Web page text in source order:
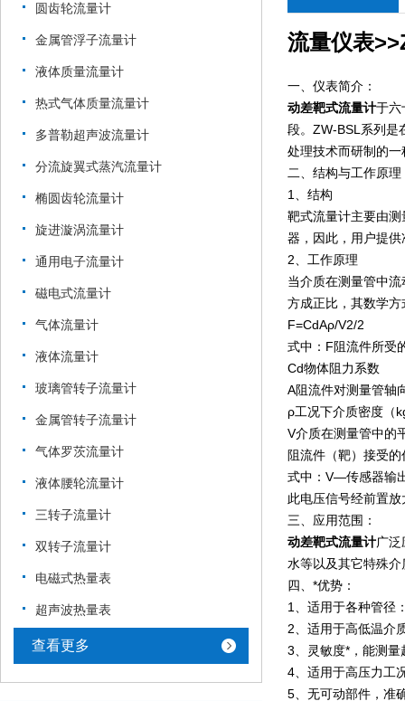
圆齿轮流量计
金属管浮子流量计
液体质量流量计
热式气体质量流量计
多普勒超声波流量计
分流旋翼式蒸汽流量计
椭圆齿轮流量计
旋进漩涡流量计
通用电子流量计
磁电式流量计
气体流量计
液体流量计
玻璃管转子流量计
金属管转子流量计
气体罗茨流量计
液体腰轮流量计
三转子流量计
双转子流量计
电磁式热量表
超声波热量表
查看更多
流量仪表
一、仪表简介：
动差靶式流量计于六
段。ZW-BSL系列是
处理技术而研制的
二、结构与工作原理
1、结构
靶式流量计主要由
器，因此，用户提
2、工作原理
当介质在测量管中
方成正比，其数学
F=CdAρ/V2/2
式中：F阻流件所受
Cd物体阻力系数
A阻流件对测量管轴
ρ工况下介质密度（
V介质在测量管中的
阻流件（靶）接受
式中：V—传感器输
此电压信号经前置
三、应用范围：
动差靶式流量计广
水等以及其它特殊
四、*优势：
1、适用于各种管径
2、适用于高低温介
3、灵敏度*，能测
4、适用于高压力工
5、无可动部件，准